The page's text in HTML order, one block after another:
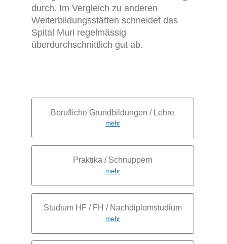
durch. Im Vergleich zu anderen
Weiterbildungsstätten schneidet das
Spital Muri regelmässig
überdurchschnittlich gut ab.
Subnavigation
Berufliche Grundbildungen / Lehre
mehr
Praktika / Schnuppern
mehr
Studium HF / FH / Nachdiplomstudium
mehr